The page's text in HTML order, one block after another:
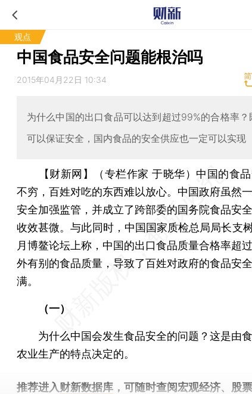
观点
中国食品安全问题能根治吗
2015年04月22日 10:34
为什么中国的出口食品可以达到超过99%的合格率？
可以保证安全，国内食品的安全供应也一定可以实现
【财新网】（专栏作家 于晓华） 中国的食
不穷，百姓对吃的东西难以放心。中国政府虽然
安全加强监管，并成立了跨部委的国务院食品安
收效甚微。与此同时，中国国家质检总局局长支
月博鳌论坛上称，中国的出口食品质量合格率超
外有别的食品质量，导致了百姓对政府的食品安
满。
（一）
为什么中国会发生食品安全的问题？这是由
农业生产的特点决定的。
推荐进入财新数据库 ，可随时查阅宏观经济、股